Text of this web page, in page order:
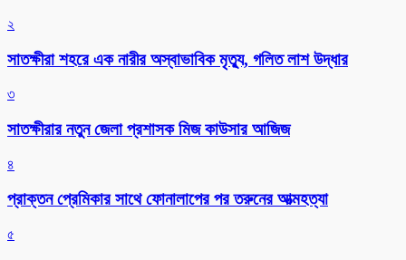
২
সাতক্ষীরা শহরে এক নারীর অস্বাভাবিক মৃত্যু, গলিত লাশ উদ্ধার
৩
সাতক্ষীরার নতুন জেলা প্রশাসক মিজ কাউসার আজিজ
৪
প্রাক্তন প্রেমিকার সাথে ফোনালাপের পর তরুনের আত্মহত্যা
৫